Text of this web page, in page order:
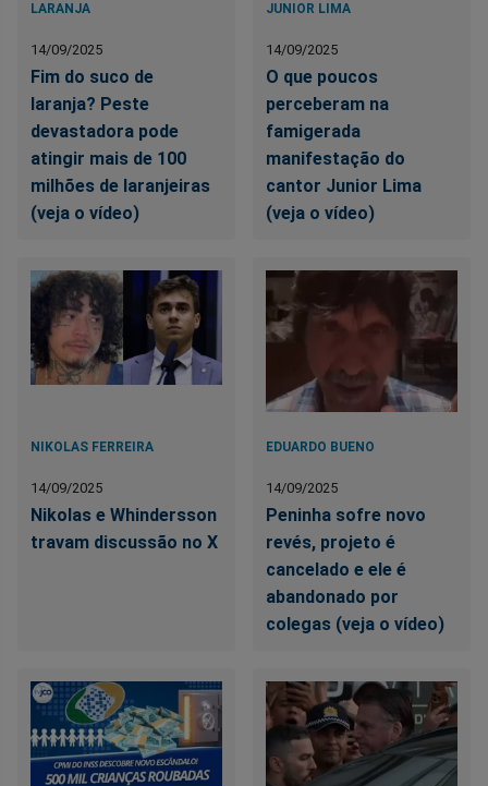
LARANJA
14/09/2025
Fim do suco de
laranja? Peste
devastadora pode
atingir mais de 100
milhões de laranjeiras
(veja o vídeo)
JUNIOR LIMA
14/09/2025
O que poucos
perceberam na
famigerada
manifestação do
cantor Junior Lima
(veja o vídeo)
NIKOLAS FERREIRA
14/09/2025
Nikolas e Whindersson
travam discussão no X
EDUARDO BUENO
14/09/2025
Peninha sofre novo
revés, projeto é
cancelado e ele é
abandonado por
colegas (veja o vídeo)